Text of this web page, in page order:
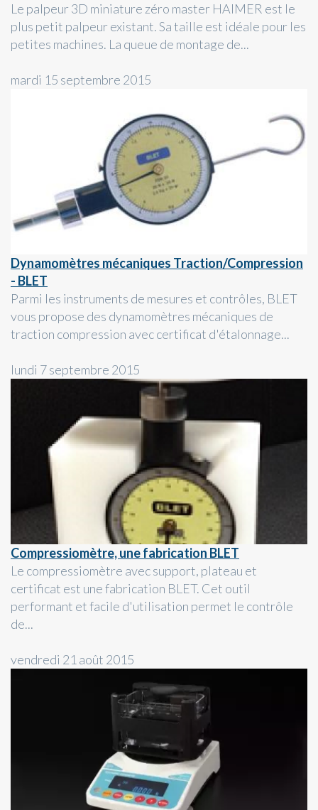
Le palpeur 3D miniature zéro master HAIMER est le
plus petit palpeur existant. Sa taille est idéale pour les
petites machines. La queue de montage de...
mardi 15 septembre 2015
Dynamomètres mécaniques Traction/Compression
- BLET
Parmi les instruments de mesures et contrôles, BLET
vous propose des dynamomètres mécaniques de
traction compression avec certificat d'étalonnage...
lundi 7 septembre 2015
Compressiomètre, une fabrication BLET
Le compressiomètre avec support, plateau et
certificat est une fabrication BLET. Cet outil
performant et facile d'utilisation permet le contrôle
de...
vendredi 21 août 2015